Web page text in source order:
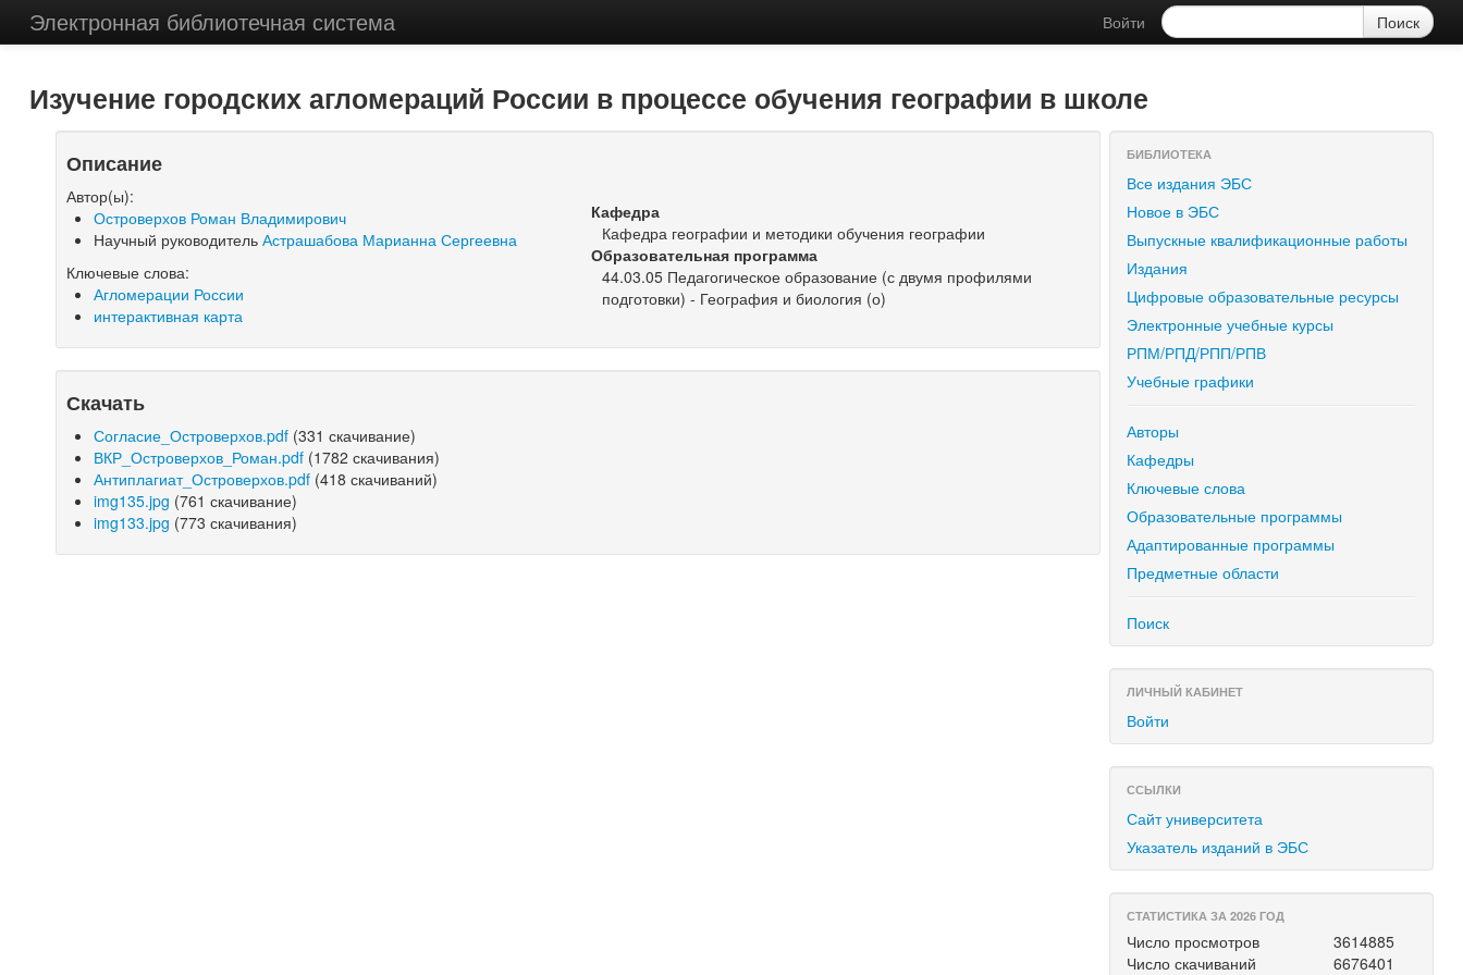
Электронная библиотечная система Войти
Изучение городских агломераций России в процессе обучения географии в школе
Описание
Автор(ы):
Островерхов Роман Владимирович
Научный руководительАстрашабова Марианна Сергеевна
Ключевые слова:
Агломерации России
интерактивная карта
Кафедра
Кафедра географии и методики обучения географии
Образовательная программа
44.03.05 Педагогическое образование (с двумя профилями
подготовки) - География и биология (о)
Скачать
Согласие_Островерхов.pdf (331 скачивание)
ВКР_Островерхов_Роман.pdf (1782 скачивания)
Антиплагиат_Островерхов.pdf (418 скачиваний)
img135.jpg (761 скачивание)
img133.jpg (773 скачивания)
БИБЛИОТЕКА
Все издания ЭБС
Новое в ЭБС
Выпускные квалификационные работы
Издания
Цифровые образовательные ресурсы
Электронные учебные курсы
РПМ/РПД/РПП/РПВ
Учебные графики
Авторы
Кафедры
Ключевые слова
Образовательные программы
Адаптированные программы
Предметные области
Поиск
ЛИЧНЫЙ КАБИНЕТ
Войти
ССЫЛКИ
Сайт университета
Указатель изданий в ЭБС
СТАТИСТИКА ЗА 2026 ГОД
Число просмотров
3614885
Число скачиваний
6676401